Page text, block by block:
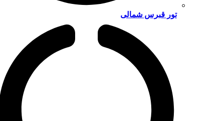
تور قبرس شمالی